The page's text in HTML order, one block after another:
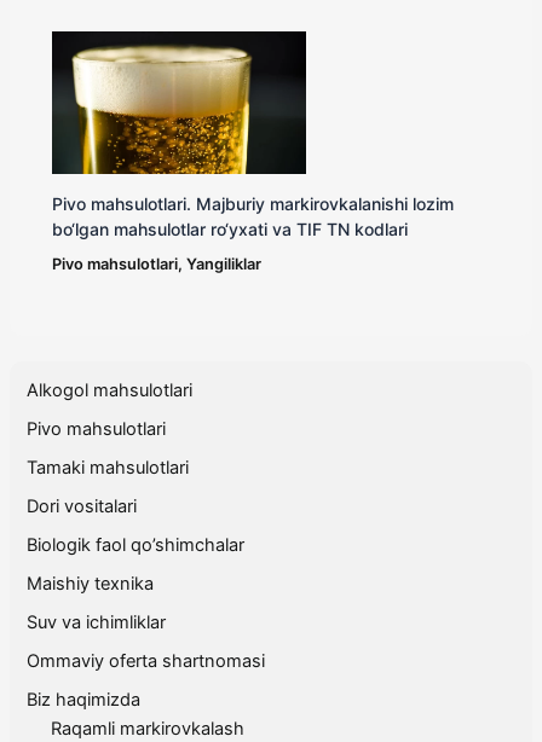
Pivo mahsulotlari. Majburiy markirovkalanishi lozim
bo‘lgan mahsulotlar ro‘yxati va TIF TN kodlari
Pivo mahsulotlari, Yangiliklar
Alkogol mahsulotlari
Pivo mahsulotlari
Tamaki mahsulotlari
Dori vositalari
Biologik faol qo’shimchalar
Maishiy texnika
Suv va ichimliklar
Ommaviy oferta shartnomasi
Biz haqimizda
Raqamli markirovkalash